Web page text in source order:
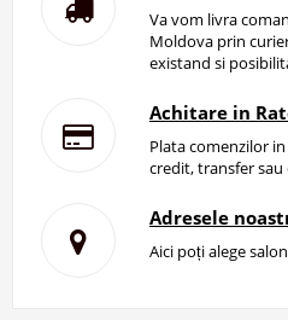
Va vom livra
Moldova prin
existand si
Achitare in
Plata comenzilor
credit, transfer sau
Adresele
Aici poți alege